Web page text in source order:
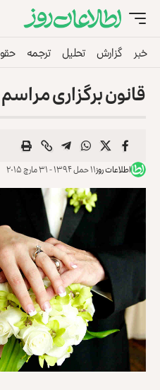
خبر گزارش تحلیل ترجمه
قانون‌ برگزاری
اطلاعات روز۱۱ حمل ۱۳۹۴ - ۳۱ مارچ ۲۰۱۵